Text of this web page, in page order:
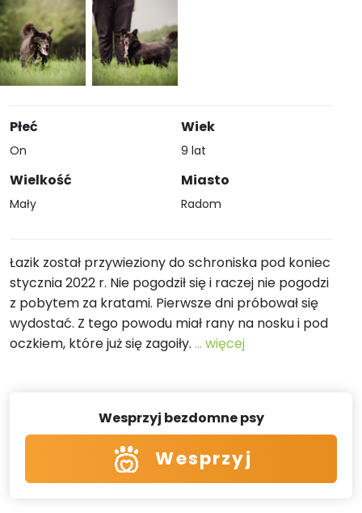
Płeć
On
Wielkość
Mały
Wiek
9 lat
Miasto
Radom
Łazik został przywieziony do schroniska pod koniec
stycznia 2022 r. Nie pogodził się i raczej nie pogodzi
z pobytem za kratami. Pierwsze dni próbował się
wydostać. Z tego powodu miał rany na nosku i pod
oczkiem, które już się zagoiły. ... więcej
Wesprzyj bezdomne psy
Wesprzyj